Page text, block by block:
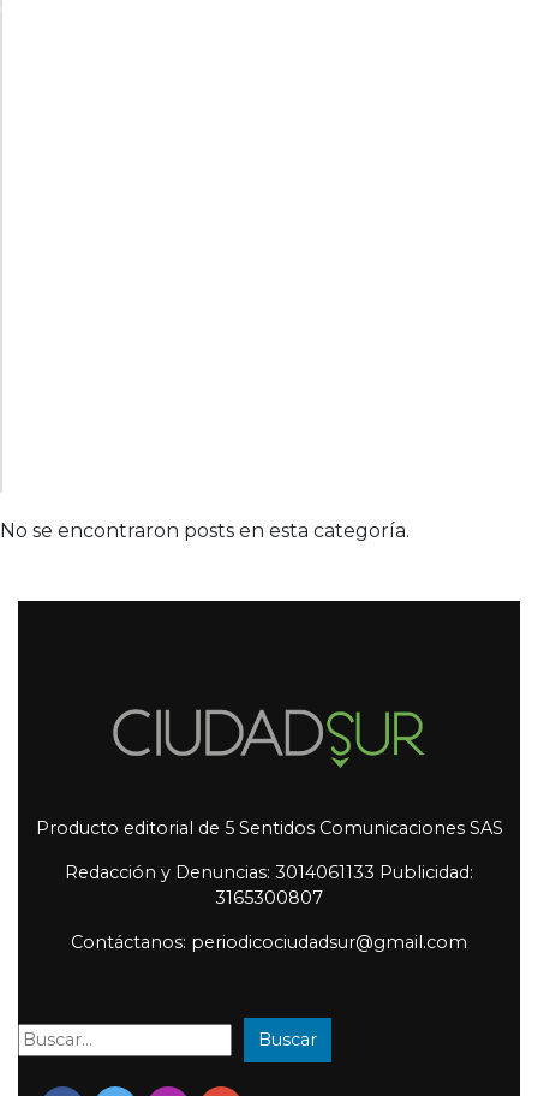
No se encontraron posts en esta categoría.
Producto editorial de 5 Sentidos Comunicaciones SAS
Redacción y Denuncias: 3014061133 Publicidad:
3165300807
Contáctanos: periodicociudadsur@gmail.com
Buscar: Buscar